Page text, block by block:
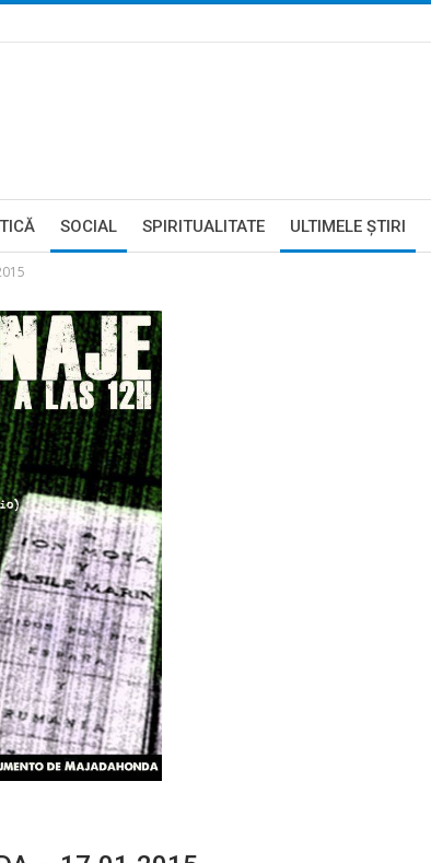
SOCIAL SPIRITUALITATE ULTIMELE ŞTIRI